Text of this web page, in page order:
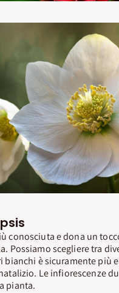
conosciuta e dona un
Possiamo scegliere tra
bianchi è sicuramente più
Le infiorescenze
pianta.